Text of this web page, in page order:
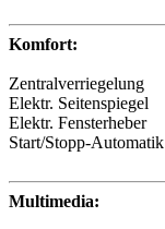
Komfort:
Zentralverriegelung
Elektr. Seitenspiegel
Elektr. Fensterheber
Start/Stopp-Automatik
Multimedia: